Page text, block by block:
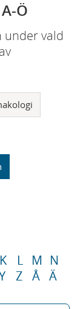
Ö
under vald
K L M N
Z Å Ä